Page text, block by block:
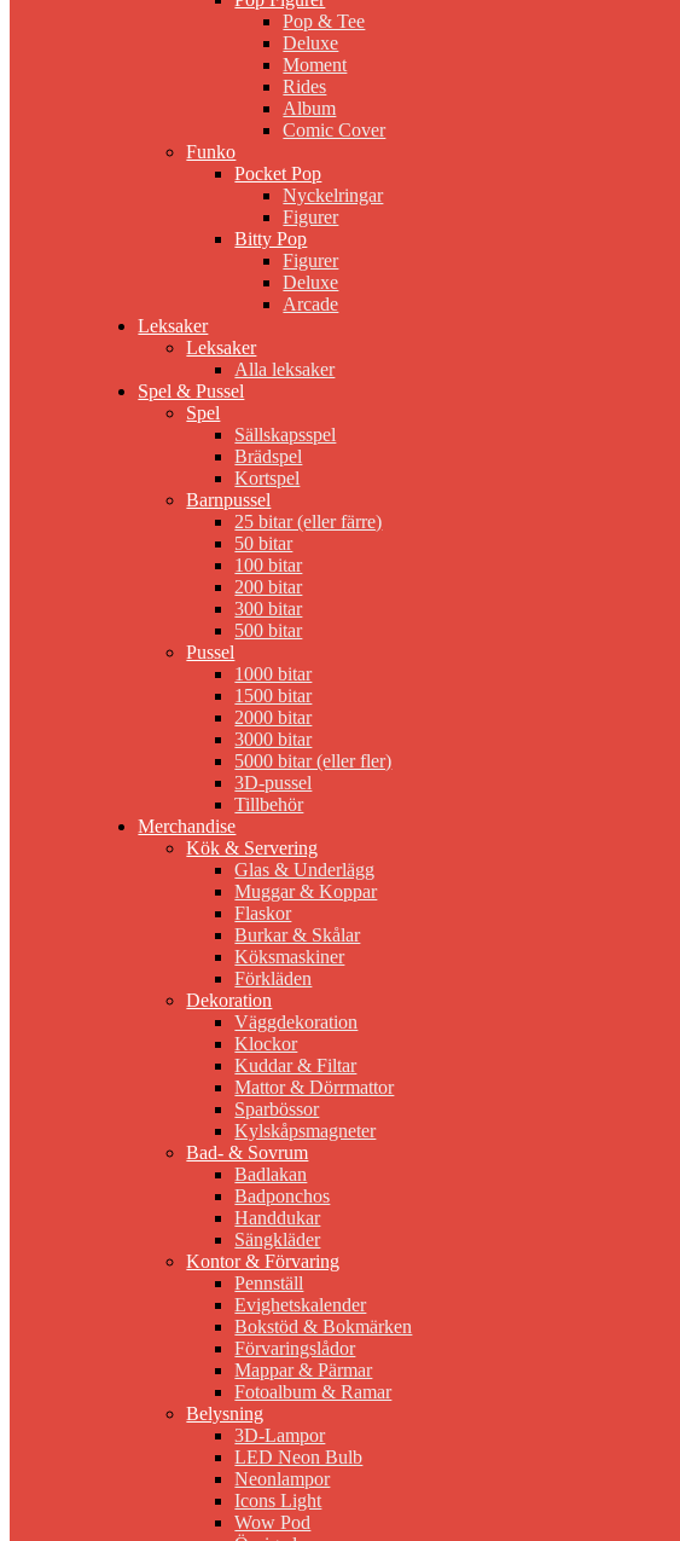
Pop & Tee
Deluxe
Moment
Rides
Album
Comic Cover
Funko
Pocket Pop
Nyckelringar
Figurer
Bitty Pop
Figurer
Deluxe
Arcade
Leksaker
Leksaker
Alla leksaker
Spel & Pussel
Spel
Sällskapsspel
Brädspel
Kortspel
Barnpussel
25 bitar (eller färre)
50 bitar
100 bitar
200 bitar
300 bitar
500 bitar
Pussel
1000 bitar
1500 bitar
2000 bitar
3000 bitar
5000 bitar (eller fler)
3D-pussel
Tillbehör
Merchandise
Kök & Servering
Glas & Underlägg
Muggar & Koppar
Flaskor
Burkar & Skålar
Köksmaskiner
Förkläden
Dekoration
Väggdekoration
Klockor
Kuddar & Filtar
Mattor & Dörrmattor
Sparbössor
Kylskåpsmagneter
Bad- & Sovrum
Badlakan
Badponchos
Handdukar
Sängkläder
Kontor & Förvaring
Pennställ
Evighetskalender
Bokstöd & Bokmärken
Förvaringslådor
Mappar & Pärmar
Fotoalbum & Ramar
Belysning
3D-Lampor
LED Neon Bulb
Neonlampor
Icons Light
Wow Pod